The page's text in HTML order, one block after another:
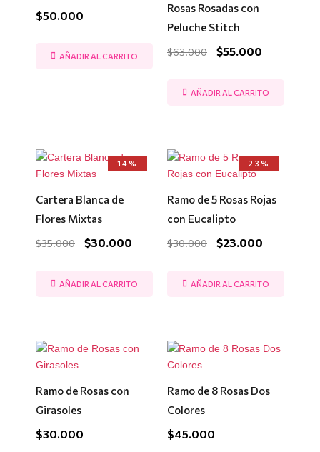
$50.000
AÑADIR AL CARRITO
Rosas Rosadas con
Peluche Stitch
$63.000 $55.000
AÑADIR AL CARRITO
14%
Cartera Blanca de
Flores Mixtas
$35.000
El
precio
era:
$35.000.
$30.000
El
precio
AÑADIR AL CARRITO
23%
Ramo de 5 Rosas Rojas
con Eucalipto
$30.000
El
precio
original
era:
$30.000.
$23.000
El
precio
es:
AÑADIR AL CARRITO
Ramo de Rosas con
Girasoles
$30.000
Ramo de 8 Rosas Dos
Colores
$45.000